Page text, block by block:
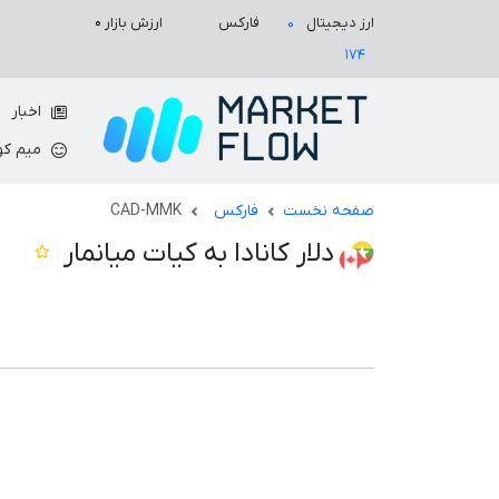
ارز دیجیتال ۰
فارکس
۱۷۴
ارزش بازار ۰
اخبار
میم
صفحه نخست فارکس CAD-MMK
دلار کانادا به کیات میانمار